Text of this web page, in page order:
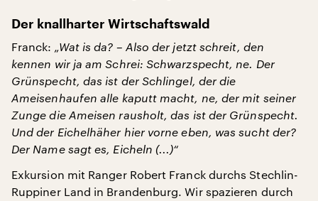
Der knallharter Wirtschaftswald
Franck: „Wat is da? – Also der jetzt schreit, den
kennen wir ja am Schrei: Schwarzspecht, ne. Der
Grünspecht, das ist der Schlingel, der die
Ameisenhaufen alle kaputt macht, ne, der mit seiner
Zunge die Ameisen rausholt, das ist der Grünspecht.
Und der Eichelhäher hier vorne eben, was sucht der?
Der Name sagt es, Eicheln (...)“
Exkursion mit Ranger Robert Franck durchs Stechlin-
Ruppiner Land in Brandenburg. Wir spazieren durch